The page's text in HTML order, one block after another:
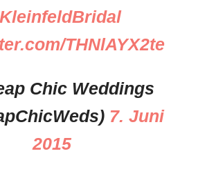
THNlAYX2te
Chic Weddings
7. Juni
2015